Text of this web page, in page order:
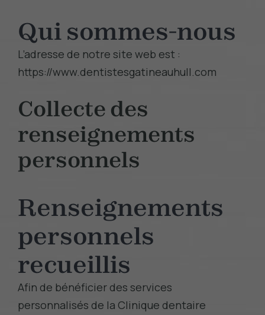
Qui sommes-nous
L’adresse de notre site web est :
https://www.dentistesgatineauhull.com
Collecte des
renseignements
personnels
Renseignements
personnels
recueillis
Afin de bénéficier des services
personnalisés de la Clinique dentaire